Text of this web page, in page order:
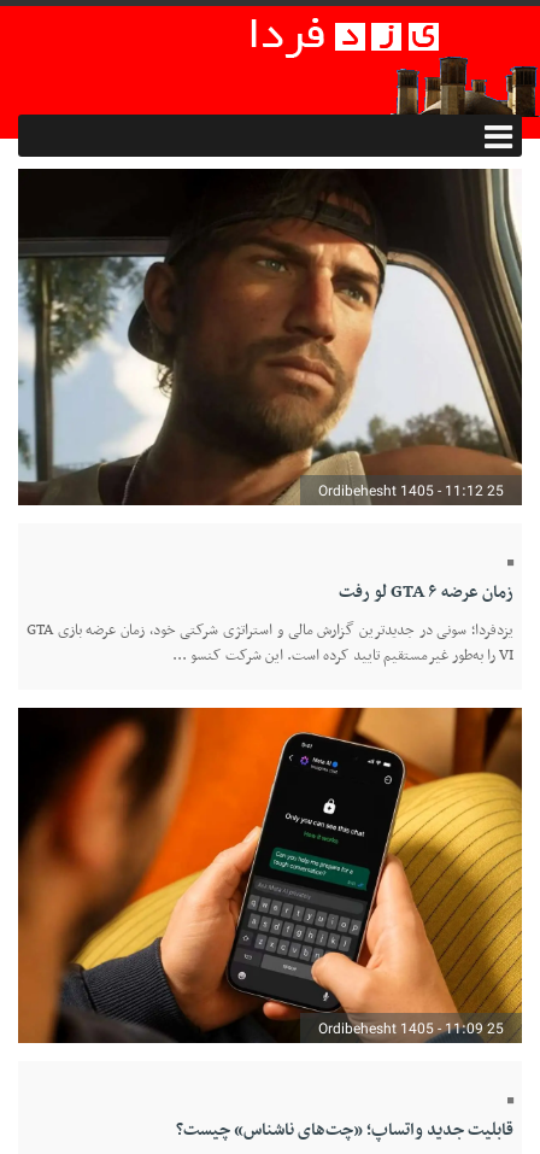
25 Ordibehesht 1405 - 11:12
زمان عرضه GTA ۶ لو رفت
یزدفردا؛ سونی در جدیدترین گزارش مالی و استراتژی شرکتی خود، زمان عرضه بازی GTA
VI را به‌طور غیرمستقیم تایید کرده است. این شرکت کنسو ...
25 Ordibehesht 1405 - 11:09
قابلیت جدید واتساپ؛ «چت‌های ناشناس» چیست؟